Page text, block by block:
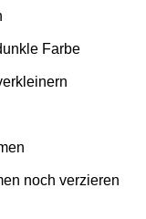
Farbe
noch verzieren